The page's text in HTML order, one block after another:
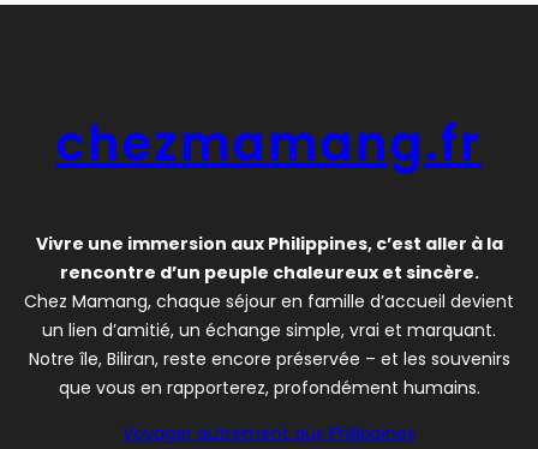
chezmamang.fr
Vivre une immersion aux Philippines, c’est aller à la
rencontre d’un peuple chaleureux et sincère.
Chez Mamang, chaque séjour en famille d’accueil devient
un lien d’amitié, un échange simple, vrai et marquant.
Notre île, Biliran, reste encore préservée – et les souvenirs
que vous en rapporterez, profondément humains.
Voyager autrement aux Philippines